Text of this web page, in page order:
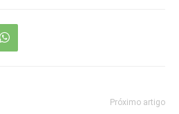
Próximo artigo